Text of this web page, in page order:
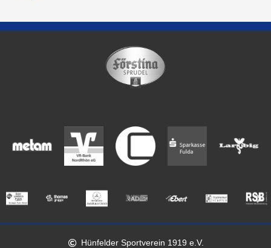
Hünfelder Sportverein 1919 e.V.